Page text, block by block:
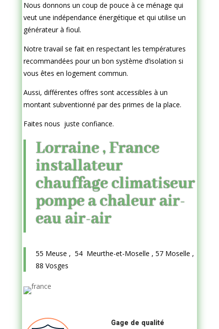
Nous donnons un coup de pouce à ce ménage qui
veut une indépendance énergétique et qui utilise un
générateur à fioul.
Notre travail se fait en respectant les températures
recommandées pour un bon système d’isolation si
vous êtes en logement commun.
Aussi, différentes offres sont accessibles à un
montant subventionné par des primes de la place.
Faites nous juste confiance.
Lorraine , France
installateur
chauffage climatiseur
pompe a chaleur air-
eau air-air
55 Meuse , 54 Meurthe-et-Moselle , 57 Moselle ,
88 Vosges
Gage de qualité